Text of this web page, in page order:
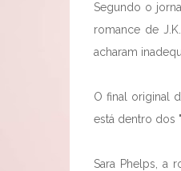
Segundo o
romance de
acharam
O final original
está dentro dos
Sara Phelps, a